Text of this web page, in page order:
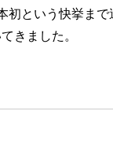
初という快挙ま
きました。